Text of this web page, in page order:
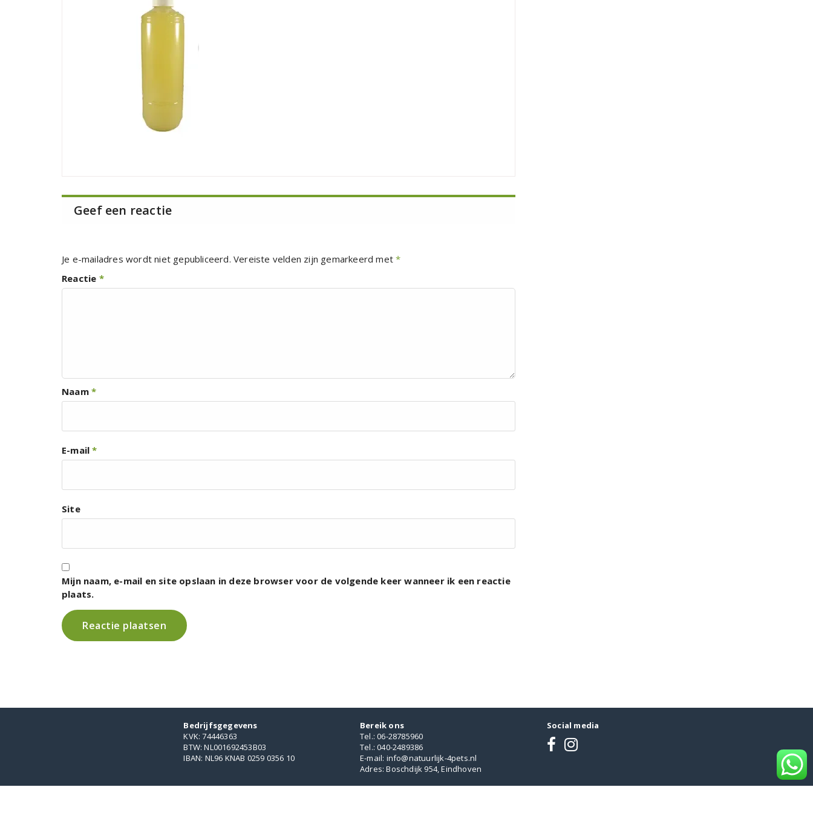
Geef een reactie
Je e-mailadres wordt niet gepubliceerd. Vereiste velden zijn gemarkeerd met*
Reactie *
Naam *
E-mail*
Site
Mijn naam, e-mail en site opslaan in deze browser voor de volgende keer wanneer ik een reactie
plaats.
Bedrijfsgegevens
KVK: 74446363
BTW: NL001692453B03
IBAN: NL96 KNAB 0259 0356 10
Bereik ons
Tel.: 06-28785960
Tel.: 040-2489386
E-mail: info@natuurlijk-4pets.nl
Adres: Boschdijk 954, Eindhoven
Social media